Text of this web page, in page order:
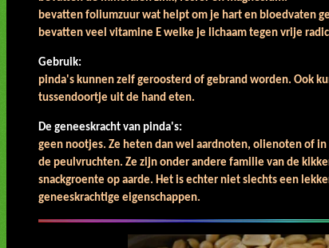
bevatten foliumzuur wat helpt om je hart en
bevatten veel vitamine E welke je lichaam tegen vrije
Gebruik:
pinda's kunnen zelf geroosterd of gebrand worden. Ook
tussendoortje uit de hand eten.
De geneeskracht van pinda's:
geen nootjes. Ze heten dan wel aardnoten, olienoten of
de peulvruchten. Ze zijn onder andere familie van de
snackgroente op aarde. Het is echter niet slechts een
geneeskrachtige eigenschappen.